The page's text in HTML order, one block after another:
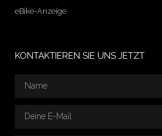
eBike-Anzeige
KONTAKTIEREN SIE UNS JETZT